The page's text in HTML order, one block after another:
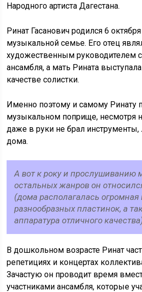
Народного артиста Дагестана.
Ринат Гасанович родился 6
музыкальной семье. Его отец
художественным руководителем
ансамбля, а мать Рината
качестве солистки.
Именно поэтому и самому Ринату
музыкальном поприще, несмотря
даже в руки не брал
дома.
А вот к року и прослушиванию
остальных жанров он
(дома располагалась
разнообразных пластинок, а
аппаратура отличного
В дошкольном возрасте Ринат
репетициях и концертах
Зачастую он проводит время
участниками ансамбля, которые